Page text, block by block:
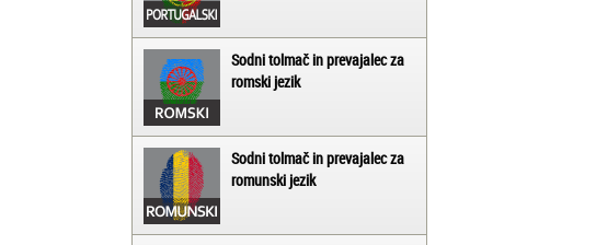
Sodni tolmač in prevajalec za
romski jezik
Sodni tolmač in prevajalec za
romunski jezik